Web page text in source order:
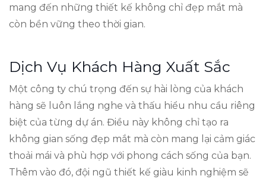
mang đến những thiết kế không chỉ đẹp mắt mà
còn bền vững theo thời gian.
Dịch Vụ Khách Hàng Xuất Sắc
Một công ty chú trọng đến sự hài lòng của khách
hàng sẽ luôn lắng nghe và thấu hiểu nhu cầu riêng
biệt của từng dự án. Điều này không chỉ tạo ra
không gian sống đẹp mắt mà còn mang lại cảm giác
thoải mái và phù hợp với phong cách sống của bạn.
Thêm vào đó, đội ngũ thiết kế giàu kinh nghiệm sẽ